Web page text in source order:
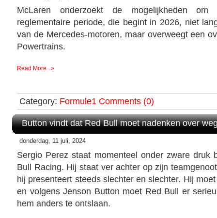
McLaren onderzoekt de mogelijkheden
reglementaire periode, die begint in 2026, niet
van de Mercedes-motoren, maar overweegt een
Powertrains.
Read More...»
Category: Formule1 Comments (0)
Button vindt dat Red Bull moet nadenken over
donderdag, 11 juli, 2024
Sergio Perez staat momenteel onder zware druk
Bull Racing. Hij staat ver achter op zijn
hij presenteert steeds slechter en slechter. Hij
en volgens Jenson Button moet Red Bull er
hem anders te ontslaan.